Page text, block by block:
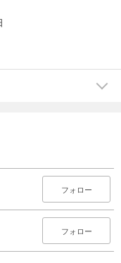
フォロー
フォロー